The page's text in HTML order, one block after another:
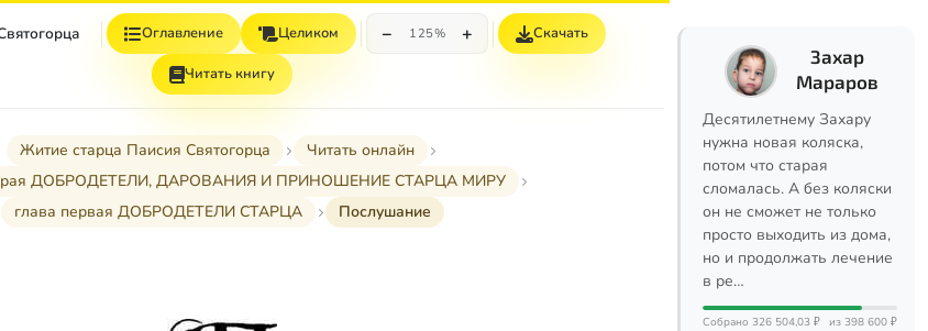
Оглавление Целиком − 125% + Скачать
Читать книгу
Житие старца Паисия Святогорца
Читать онлайн
ДОБРОДЕТЕЛИ, ДАРОВАНИЯ И ПРИНОШЕНИЕ СТАРЦА МИРУ
глава первая ДОБРОДЕТЕЛИ СТАРЦА
Послушание
Захар
Мараров
Десятилетнему Захару
нужна новая коляска,
потом что старая
сломалась. А без коляски
он не сможет не только
просто выходить из дома,
но и продолжать лечение
в ре…
Собрано 326 504,03 ₽ из 398 600 ₽